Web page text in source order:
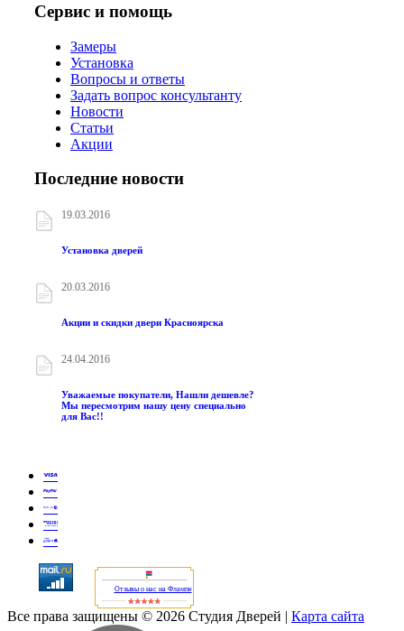
Сервис и помощь
Замеры
Установка
Вопросы и ответы
Задать вопрос консультанту
Новости
Статьи
Акции
Последние новости
19.03.2016
Установка дверей
20.03.2016
Акции и скидки двери Красноярска
24.04.2016
Уважаемые покупатели, Нашли дешевле?
Мы пересмотрим нашу цену специально
для Вас!!
Отзывы о нас на Флампе
Все права защищены © 2026 Студия Дверей | Карта сайта